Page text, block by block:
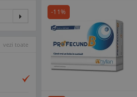
-11%
vezi toate